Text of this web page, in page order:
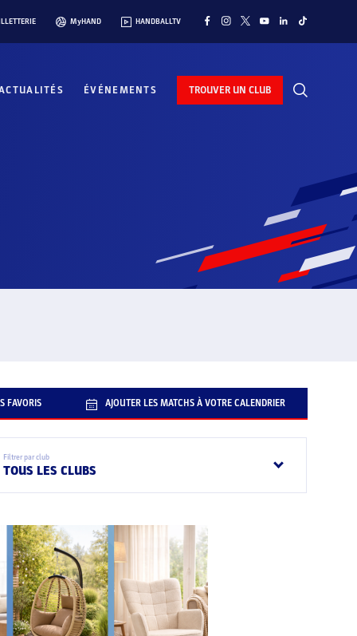
MyHAND HANDBALLTV
ÉVÉNEMENTS TROUVER UN CLUB
FAVORIS AJOUTER LES MATCHS À VOTRE CALENDRIER
Filtrer par club
TOUS LES CLUBS